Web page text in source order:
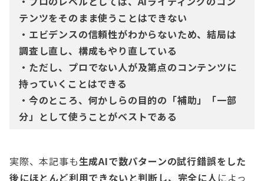
テンツをそのまま使うことはできない
・エビデンスの信頼性がわからないため、結局は
調査し直し、構成もやり直している
・ただし、プロでない人が及第点のコンテンツに
持っていくことはできる
・今のところ、何かしらの目的の「補助」「一部
分」として使うことがベストである
実際、本記事も生成AIで数パターンの試行錯誤をした
後にほとんど利用できないと判断し、完全に人によっ